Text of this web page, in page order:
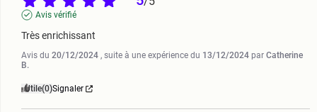
Avis vérifié
Très enrichissant
Avis du 20/12/2024 , suite à une expérience du 13/12/2024 par Catherine
B.
Utile(0)Signaler